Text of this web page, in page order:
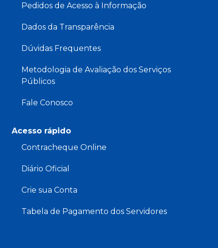
Pedidos de Acesso à Informação
Dados da Transparência
Dúvidas Frequentes
Metodologia de Avaliação dos Serviços
Públicos
Fale Conosco
Acesso rápido
Contracheque Online
Diário Oficial
Crie sua Conta
Tabela de Pagamento dos Servidores